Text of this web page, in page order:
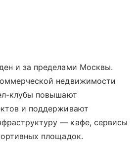
и за пределами Москвы.
недвижимости
клубы повышают
и поддерживают
— кафе, сервисы
площадок.